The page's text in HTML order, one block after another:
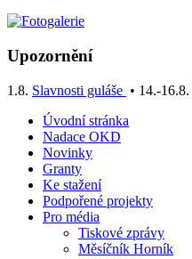
Upozornění
1.8. Slavnosti guláše • 14.-16.8.
Úvodní stránka
Nadace OKD
Novinky
Granty
Ke stažení
Podpořené projekty
Pro média
Tiskové zprávy
Měsíčník Horník